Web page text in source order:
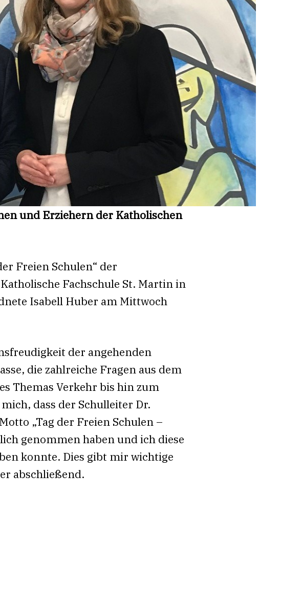
und Erziehern der Katholischen
Freien Schulen“ der
Fachschule St. Martin in
Isabell Huber am Mittwoch
der angehenden
die zahlreiche Fragen aus dem
Themas Verkehr bis hin zum
dass der Schulleiter Dr.
„Tag der Freien Schulen –
genommen haben und ich diese
konnte. Dies gibt mir wichtige
abschließend.